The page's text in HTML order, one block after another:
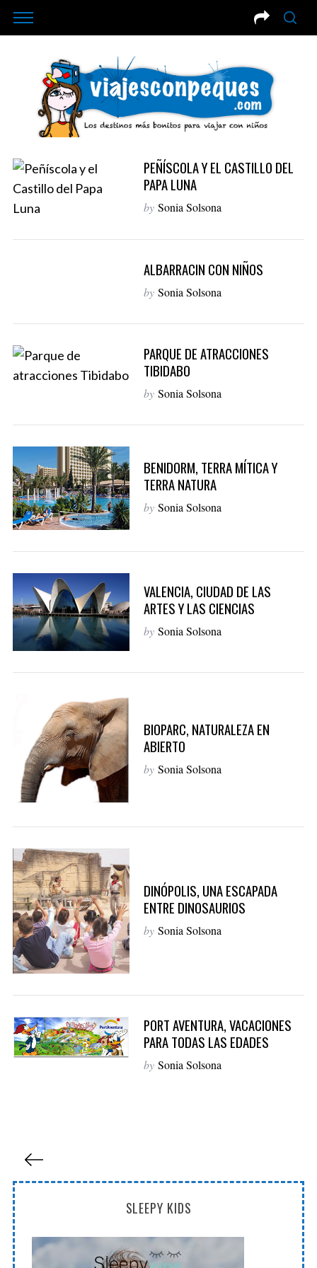
PEÑÍSCOLA Y EL CASTILLO DEL
PAPA LUNA
by Sonia Solsona
ALBARRACIN CON NIÑOS
by Sonia Solsona
PARQUE DE ATRACCIONES
TIBIDABO
by Sonia Solsona
BENIDORM, TERRA MÍTICA Y
TERRA NATURA
by Sonia Solsona
VALENCIA, CIUDAD DE LAS
ARTES Y LAS CIENCIAS
by Sonia Solsona
BIOPARC, NATURALEZA EN
ABIERTO
by Sonia Solsona
DINÓPOLIS, UNA ESCAPADA
ENTRE DINOSAURIOS
by Sonia Solsona
PORT AVENTURA, VACACIONES
PARA TODAS LAS EDADES
by Sonia Solsona
g
i
n
a
SLEEPY KIDS
S
e
a
r
c
h
f
o
: